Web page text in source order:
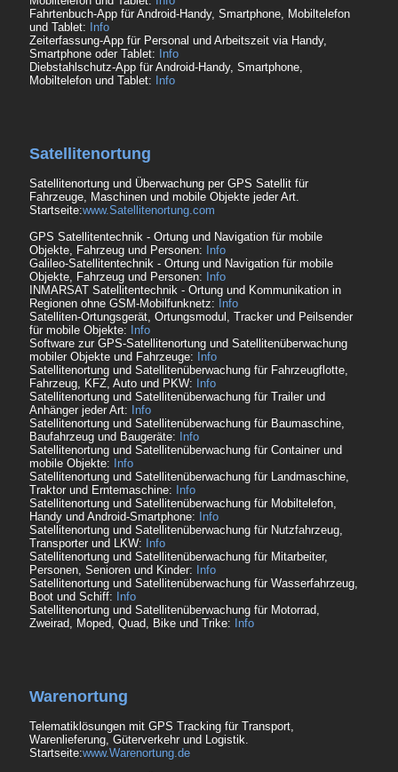
Fahrtenbuch-App für Android-Handy, Smartphone, Mobiltelefon
und Tablet:
Info
Zeiterfassung-App für Personal und Arbeitszeit via Handy,
Smartphone oder Tablet:
Info
Diebstahlschutz-App für Android-Handy, Smartphone,
Mobiltelefon und Tablet:
Info
Satellitenortung
Satellitenortung und Überwachung per GPS Satellit für
Fahrzeuge, Maschinen und mobile Objekte jeder Art.
Startseite:www.Satellitenortung.com
GPS Satellitentechnik - Ortung und Navigation für mobile
Objekte, Fahrzeug und Personen:
Info
Galileo-Satellitentechnik - Ortung und Navigation für mobile
Objekte, Fahrzeug und Personen:
Info
INMARSAT Satellitentechnik - Ortung und Kommunikation in
Regionen ohne GSM-Mobilfunknetz:
Info
Satelliten-Ortungsgerät, Ortungsmodul, Tracker und Peilsender
für mobile Objekte:
Info
Software zur GPS-Satellitenortung und Satellitenüberwachung
mobiler Objekte und Fahrzeuge:
Info
Satellitenortung und Satellitenüberwachung für Fahrzeugflotte,
Fahrzeug, KFZ, Auto und PKW:
Info
Satellitenortung und Satellitenüberwachung für Trailer und
Anhänger jeder Art:
Info
Satellitenortung und Satellitenüberwachung für Baumaschine,
Baufahrzeug und Baugeräte:
Info
Satellitenortung und Satellitenüberwachung für Container und
mobile Objekte:
Info
Satellitenortung und Satellitenüberwachung für Landmaschine,
Traktor und Erntemaschine:
Info
Satellitenortung und Satellitenüberwachung für Mobiltelefon,
Handy und Android-Smartphone:
Info
Satellitenortung und Satellitenüberwachung für Nutzfahrzeug,
Transporter und LKW:
Info
Satellitenortung und Satellitenüberwachung für Mitarbeiter,
Personen, Senioren und Kinder:
Info
Satellitenortung und Satellitenüberwachung für Wasserfahrzeug,
Boot und Schiff:
Info
Satellitenortung und Satellitenüberwachung für Motorrad,
Zweirad, Moped, Quad, Bike und Trike:
Info
Warenortung
Telematiklösungen mit GPS Tracking für Transport,
Warenlieferung, Güterverkehr und Logistik.
Startseite:www.Warenortung.de